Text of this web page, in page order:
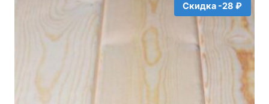
Скидка -28 ₽